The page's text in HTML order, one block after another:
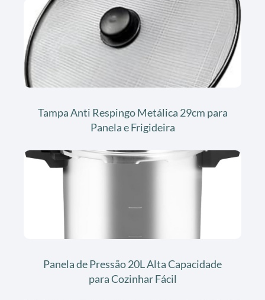
Tampa Anti Respingo Metálica 29cm para
Panela e Frigideira
Panela de Pressão 20L Alta Capacidade
para Cozinhar Fácil